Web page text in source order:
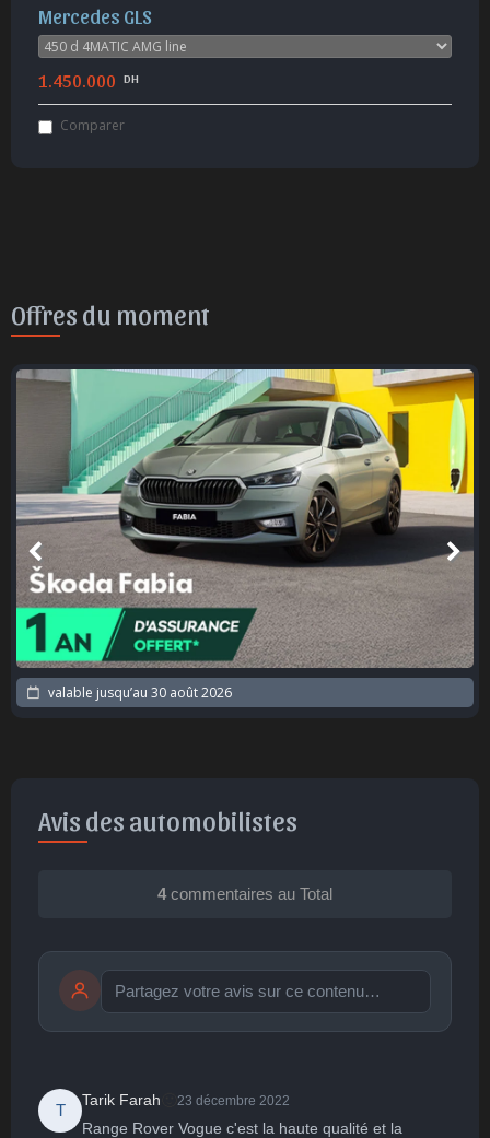
Mercedes GLS
1.450.000 DH
Comparer
Offres du moment
valable jusqu’au 30 août 2026
Avis des automobilistes
4commentaires au Total
publication immédiate Publier
T
Tarik Farah 23 décembre 2022
Range Rover Vogue c'est la haute qualité et la